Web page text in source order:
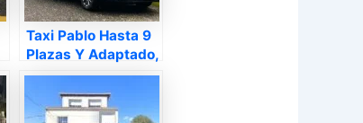
Taxi Pablo Hasta 9
Plazas Y Adaptado,
Mondoñedo – Lugo